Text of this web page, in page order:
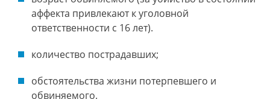
аффекта привлекают к уголовной
ответственности с 16 лет).
количество пострадавших;
обстоятельства жизни потерпевшего и
обвиняемого.